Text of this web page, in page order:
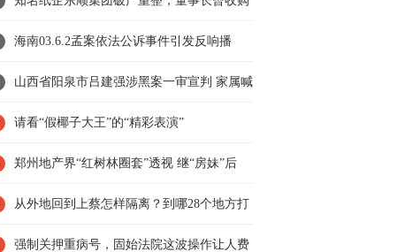
海南03.6.2孟案依法公诉事件引发反响播
山西省阳泉市吕建强涉黑案一审宣判 家属喊
请看“假椰子大王”的“精彩表演”
郑州地产界“红树林圈套”透视 继“房妹”后
从外地回到上蔡怎样隔离？到哪28个地方打
强制关押重病号，固始法院这波操作让人费